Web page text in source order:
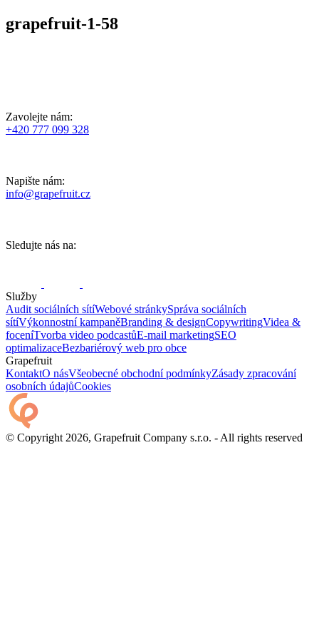
grapefruit-1-58
Zavolejte nám:
+420 777 099 328
Napište nám:
info@grapefruit.cz
Sledujte nás na:
Služby
Audit sociálních sítíWebové stránkySpráva sociálních
sítíVýkonnostní kampaněBranding & designCopywritingVidea &
foceníTvorba video podcastůE-mail marketingSEO
optimalizaceBezbariérový web pro obce
Grapefruit
KontaktO násVšeobecné obchodní podmínkyZásady zpracování
osobních údajůCookies
© Copyright 2026, Grapefruit Company s.r.o. - All rights reserved